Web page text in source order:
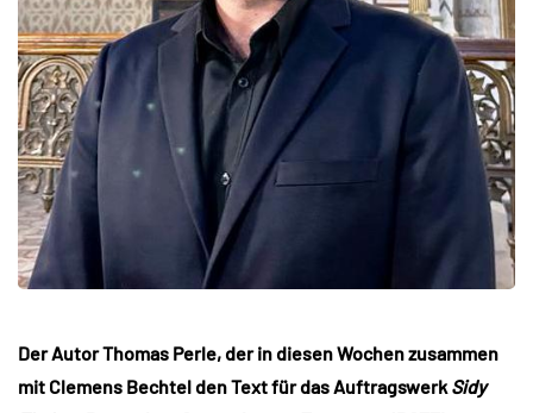
Der Autor Thomas Perle, der in diesen Wochen zusammen
mit Clemens Bechtel den Text für das Auftragswerk Sidy